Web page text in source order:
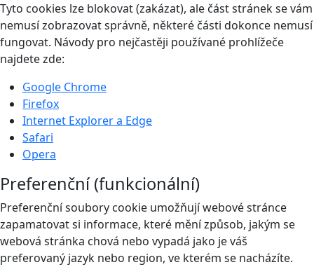
Tyto cookies lze blokovat (zakázat), ale část stránek se vám
nemusí zobrazovat správně, některé části dokonce nemusí
fungovat. Návody pro nejčastěji používané prohlížeče
najdete zde:
Google Chrome
Firefox
Internet Explorer a Edge
Safari
Opera
Preferenční (funkcionální)
Preferenční soubory cookie umožňují webové stránce
zapamatovat si informace, které mění způsob, jakým se
webová stránka chová nebo vypadá jako je váš
preferovaný jazyk nebo region, ve kterém se nacházíte.